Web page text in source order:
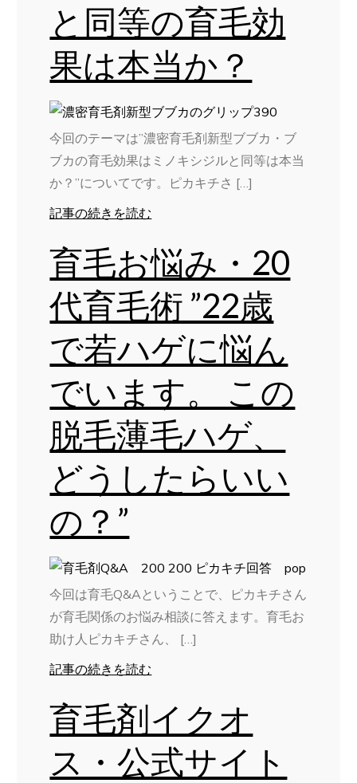
と同等の育毛効
果は本当か？
今回のテーマは”濃密育毛剤新型ブブカ・ブ
ブカの育毛効果はミノキシジルと同等は本当
か？”についてです。ピカキチさ […]
記事の続きを読む
育毛お悩み・20
代育毛術 ”22歳
で若ハゲに悩ん
でいます。 この
脱毛薄毛ハゲ、
どうしたらいい
の？”
今回は育毛Q&Aということで、ピカキチさん
が育毛関係のお悩み相談に答えます。育毛お
助け人ピカキチさん、 […]
記事の続きを読む
育毛剤イクオ
ス・公式サイト